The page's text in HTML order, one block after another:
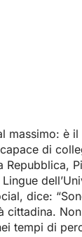
massimo: è
di
dice:
cittadina.
tempi di